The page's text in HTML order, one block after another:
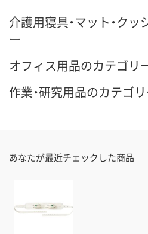
介護用寝具・マット・ク
ー
オフィス用品のカテゴリ
作業・研究用品のカテゴ
あなたが最近チェックした商品